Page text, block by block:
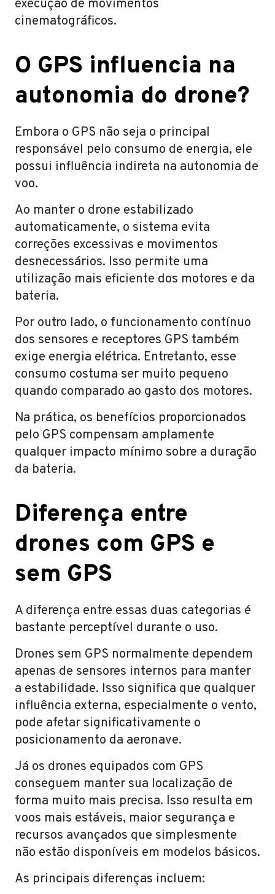
execução de movimentos
cinematográficos.
O GPS influencia na
autonomia do drone?
Embora o GPS não seja o principal
responsável pelo consumo de energia, ele
possui influência indireta na autonomia de
voo.
Ao manter o drone estabilizado
automaticamente, o sistema evita
correções excessivas e movimentos
desnecessários. Isso permite uma
utilização mais eficiente dos motores e da
bateria.
Por outro lado, o funcionamento contínuo
dos sensores e receptores GPS também
exige energia elétrica. Entretanto, esse
consumo costuma ser muito pequeno
quando comparado ao gasto dos motores.
Na prática, os benefícios proporcionados
pelo GPS compensam amplamente
qualquer impacto mínimo sobre a duração
da bateria.
Diferença entre
drones com GPS e
sem GPS
A diferença entre essas duas categorias é
bastante perceptível durante o uso.
Drones sem GPS normalmente dependem
apenas de sensores internos para manter
a estabilidade. Isso significa que qualquer
influência externa, especialmente o vento,
pode afetar significativamente o
posicionamento da aeronave.
Já os drones equipados com GPS
conseguem manter sua localização de
forma muito mais precisa. Isso resulta em
voos mais estáveis, maior segurança e
recursos avançados que simplesmente
não estão disponíveis em modelos básicos.
As principais diferenças incluem: